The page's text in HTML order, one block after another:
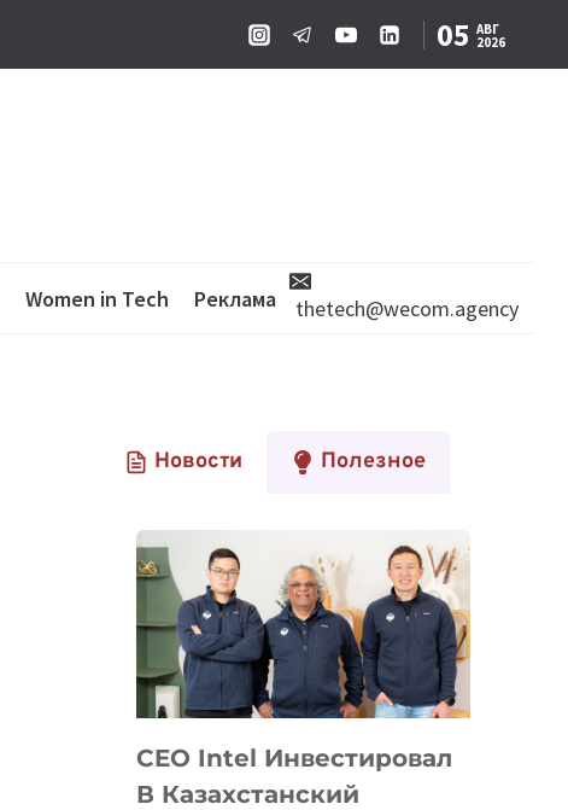
05 АВГ
2026
Women in Tech Реклама thetech@wecom.agency
Новости Полезное
CEO Intel Инвестировал
В Казахстанский